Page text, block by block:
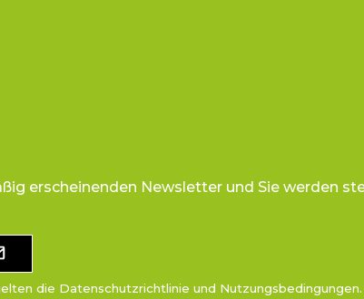
erscheinenden Newsletter und Sie werden
die Datenschutzrichtlinie und Nutzungsbedingungen.